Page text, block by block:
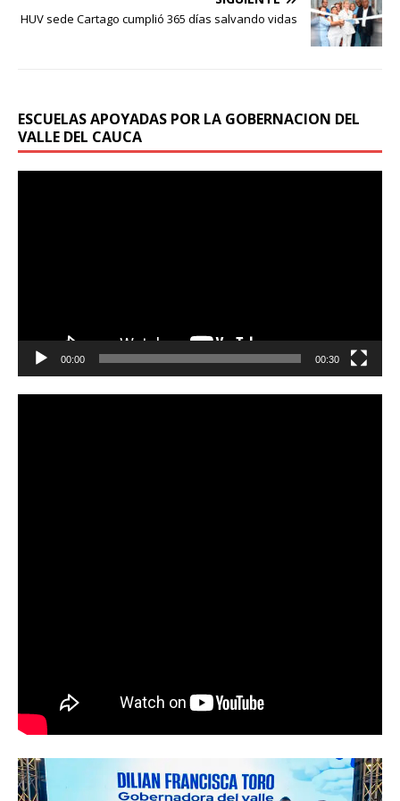
HUV sede Cartago cumplió 365 días salvando vidas
ESCUELAS APOYADAS POR LA GOBERNACION DEL
VALLE DEL CAUCA
00:00 00:30